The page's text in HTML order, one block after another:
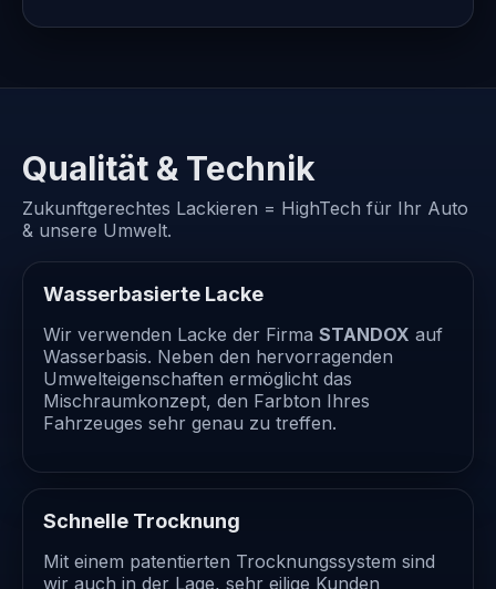
Qualität & Technik
Zukunftgerechtes Lackieren = HighTech für Ihr Auto
& unsere Umwelt.
Wasserbasierte Lacke
Wir verwenden Lacke der Firma STANDOX auf
Wasserbasis. Neben den hervorragenden
Umwelteigenschaften ermöglicht das
Mischraumkonzept, den Farbton Ihres
Fahrzeuges sehr genau zu treffen.
Schnelle Trocknung
Mit einem patentierten Trocknungssystem sind
wir auch in der Lage, sehr eilige Kunden